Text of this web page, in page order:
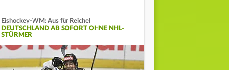
Eishockey-WM: Aus für Reichel
DEUTSCHLAND AB SOFORT OHNE NHL-
STÜRMER